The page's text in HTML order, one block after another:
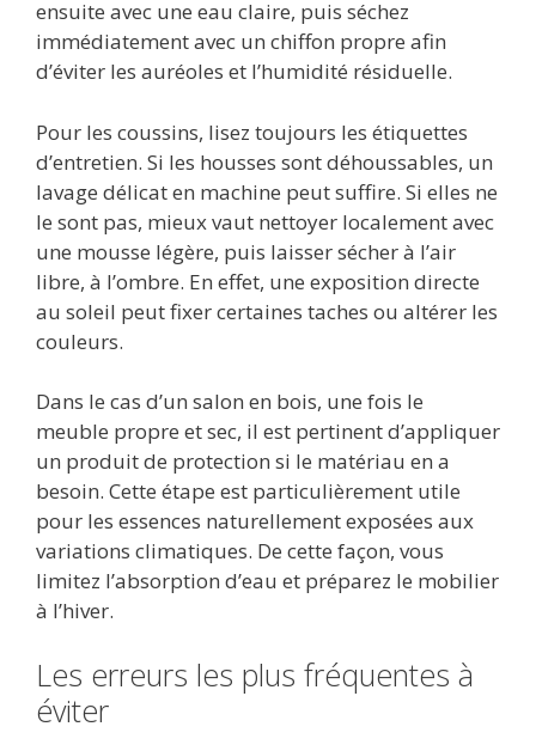
ensuite avec une eau claire, puis séchez
immédiatement avec un chiffon propre afin
d’éviter les auréoles et l’humidité résiduelle.
Pour les coussins, lisez toujours les étiquettes
d’entretien. Si les housses sont déhoussables, un
lavage délicat en machine peut suffire. Si elles ne
le sont pas, mieux vaut nettoyer localement avec
une mousse légère, puis laisser sécher à l’air
libre, à l’ombre. En effet, une exposition directe
au soleil peut fixer certaines taches ou altérer les
couleurs.
Dans le cas d’un salon en bois, une fois le
meuble propre et sec, il est pertinent d’appliquer
un produit de protection si le matériau en a
besoin. Cette étape est particulièrement utile
pour les essences naturellement exposées aux
variations climatiques. De cette façon, vous
limitez l’absorption d’eau et préparez le mobilier
à l’hiver.
Les erreurs les plus fréquentes à
éviter